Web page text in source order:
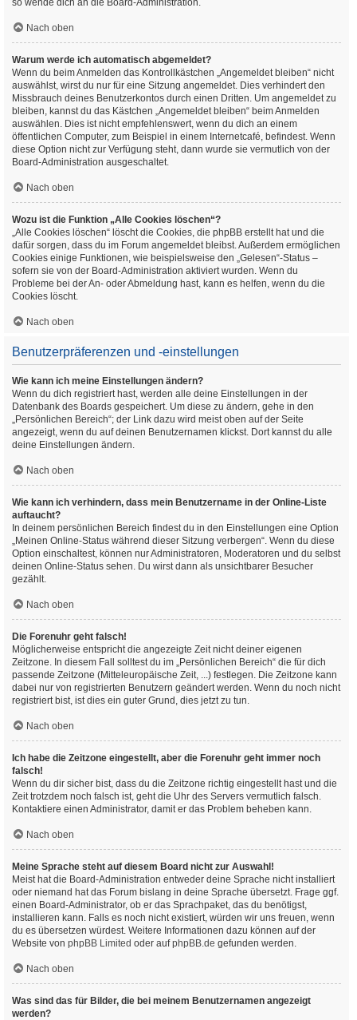
so wende dich an die Board-Administration.
Nach oben
Warum werde ich automatisch abgemeldet?
Wenn du beim Anmelden das Kontrollkästchen „Angemeldet bleiben“ nicht
auswählst, wirst du nur für eine Sitzung angemeldet. Dies verhindert den
Missbrauch deines Benutzerkontos durch einen Dritten. Um angemeldet zu
bleiben, kannst du das Kästchen „Angemeldet bleiben“ beim Anmelden
auswählen. Dies ist nicht empfehlenswert, wenn du dich an einem
öffentlichen Computer, zum Beispiel in einem Internetcafé, befindest. Wenn
diese Option nicht zur Verfügung steht, dann wurde sie vermutlich von der
Board-Administration ausgeschaltet.
Nach oben
Wozu ist die Funktion „Alle Cookies löschen“?
„Alle Cookies löschen“ löscht die Cookies, die phpBB erstellt hat und die
dafür sorgen, dass du im Forum angemeldet bleibst. Außerdem ermöglichen
Cookies einige Funktionen, wie beispielsweise den „Gelesen“-Status –
sofern sie von der Board-Administration aktiviert wurden. Wenn du
Probleme bei der An- oder Abmeldung hast, kann es helfen, wenn du die
Cookies löscht.
Nach oben
Benutzerpräferenzen und -einstellungen
Wie kann ich meine Einstellungen ändern?
Wenn du dich registriert hast, werden alle deine Einstellungen in der
Datenbank des Boards gespeichert. Um diese zu ändern, gehe in den
„Persönlichen Bereich“; der Link dazu wird meist oben auf der Seite
angezeigt, wenn du auf deinen Benutzernamen klickst. Dort kannst du alle
deine Einstellungen ändern.
Nach oben
Wie kann ich verhindern, dass mein Benutzername in der Online-Liste
auftaucht?
In deinem persönlichen Bereich findest du in den Einstellungen eine Option
„Meinen Online-Status während dieser Sitzung verbergen“. Wenn du diese
Option einschaltest, können nur Administratoren, Moderatoren und du selbst
deinen Online-Status sehen. Du wirst dann als unsichtbarer Besucher
gezählt.
Nach oben
Die Forenuhr geht falsch!
Möglicherweise entspricht die angezeigte Zeit nicht deiner eigenen
Zeitzone. In diesem Fall solltest du im „Persönlichen Bereich“ die für dich
passende Zeitzone (Mitteleuropäische Zeit, ...) festlegen. Die Zeitzone kann
dabei nur von registrierten Benutzern geändert werden. Wenn du noch nicht
registriert bist, ist dies ein guter Grund, dies jetzt zu tun.
Nach oben
Ich habe die Zeitzone eingestellt, aber die Forenuhr geht immer noch
falsch!
Wenn du dir sicher bist, dass du die Zeitzone richtig eingestellt hast und die
Zeit trotzdem noch falsch ist, geht die Uhr des Servers vermutlich falsch.
Kontaktiere einen Administrator, damit er das Problem beheben kann.
Nach oben
Meine Sprache steht auf diesem Board nicht zur Auswahl!
Meist hat die Board-Administration entweder deine Sprache nicht installiert
oder niemand hat das Forum bislang in deine Sprache übersetzt. Frage ggf.
einen Board-Administrator, ob er das Sprachpaket, das du benötigst,
installieren kann. Falls es noch nicht existiert, würden wir uns freuen, wenn
du es übersetzen würdest. Weitere Informationen dazu können auf der
Website von phpBB Limited oder aufphpBB.de gefunden werden.
Nach oben
Was sind das für Bilder, die bei meinem Benutzernamen angezeigt
werden?